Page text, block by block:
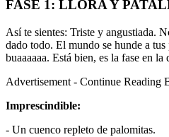
FASE 1: LLORA Y
Así te sientes: Triste y angustiada.
dado todo. El mundo se hunde a
buaaaaaa. Está bien, es la fase en
Advertisement - Continue Reading
Imprescindible:
- Un cuenco repleto de palomitas.